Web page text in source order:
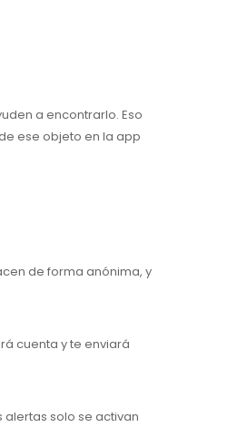
a encontrarlo. Eso
ese objeto en la app
de forma anónima, y
cuenta y te enviará
alertas solo se activan